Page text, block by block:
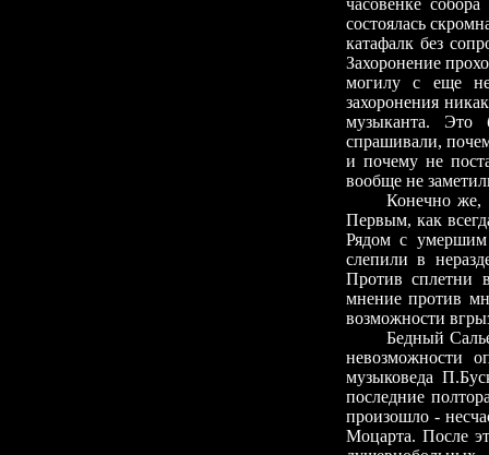
часовенке
состоялась
катафалк без
Захоронение
могилу с еще
захоронения
музыканта. Это
спрашивали,
и почему не
вообще не
Конечно же,
Первым, как
Рядом с умершим
слепили в
Против сплетни
мнение против
возможности
Бедный
невозможности
музыковеда
последние
произошло -
Моцарта. После